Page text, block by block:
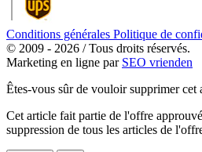
Conditions générales Politique de
© 2009 - 2026 / Tous droits réservés.
Marketing en ligne par SEO vrienden
Êtes-vous sûr de vouloir supprimer cet
Cet article fait partie de l'offre
suppression de tous les articles de